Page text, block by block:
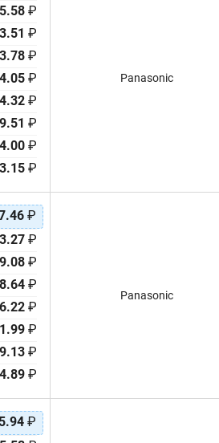
₽
₽
₽
₽
₽
₽
₽
₽
Panasonic
₽
₽
₽
₽
₽
₽
₽
₽
Panasonic
₽